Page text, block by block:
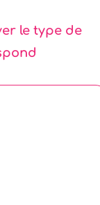
le type de